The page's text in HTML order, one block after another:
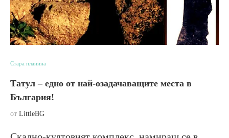
Стара планина
Татул – едно от най-озадачаващите места в
България!
от LittleBG